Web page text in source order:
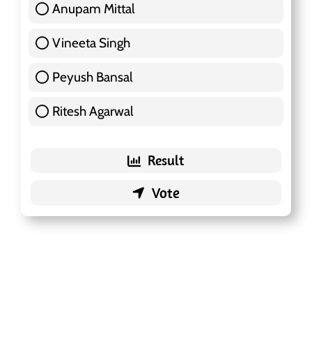
Anupam Mittal
Vineeta Singh
Peyush Bansal
Ritesh Agarwal